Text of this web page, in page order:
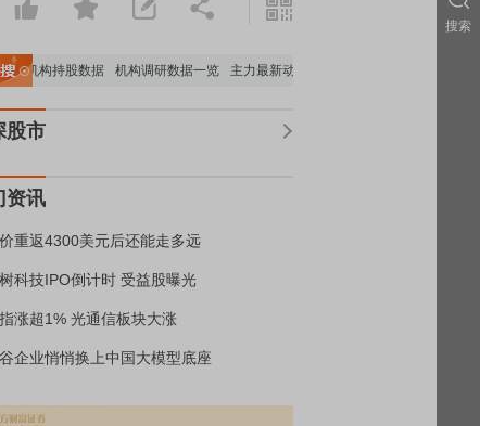
机构持股数据 机构调研数据一览 主力最新动向
股市
资讯
重返4300美元后还能走多远
科技IPO倒计时 受益股曝光
涨超1% 光通信板块大涨
企业悄悄换上中国大模型底座
搜索